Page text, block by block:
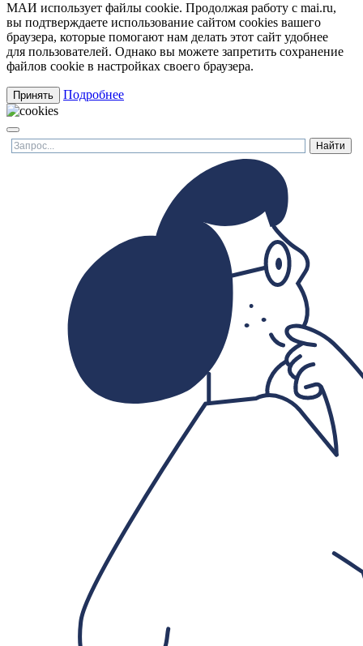
МАИ использует файлы cookie. Продолжая работу с mai.ru,
вы подтверждаете использование сайтом cookies вашего
браузера, которые помогают нам делать этот сайт удобнее
для пользователей. Однако вы можете запретить сохранение
файлов cookie в настройках своего браузера.
Принять Подробнее